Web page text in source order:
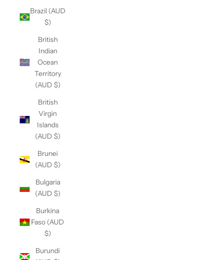
Brazil (AUD
$)
British
Indian
Ocean
Territory
(AUD $)
British
Virgin
Islands
(AUD $)
Brunei
(AUD $)
Bulgaria
(AUD $)
Burkina
Faso (AUD
$)
Burundi